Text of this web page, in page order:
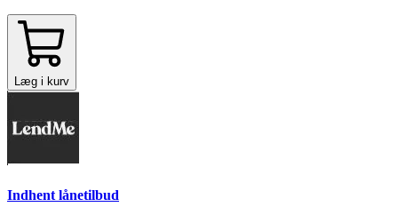
Læg i kurv
Indhent lånetilbud